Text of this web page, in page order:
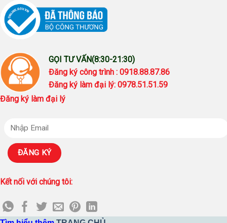
GỌI TƯ VẤN(8:30-21:30)
Đăng ký công trình : 0918.88.87.86
Đăng ký làm đại lý: 0978.51.51.59
Đăng ký làm đại lý
Kết nối với chúng tôi: